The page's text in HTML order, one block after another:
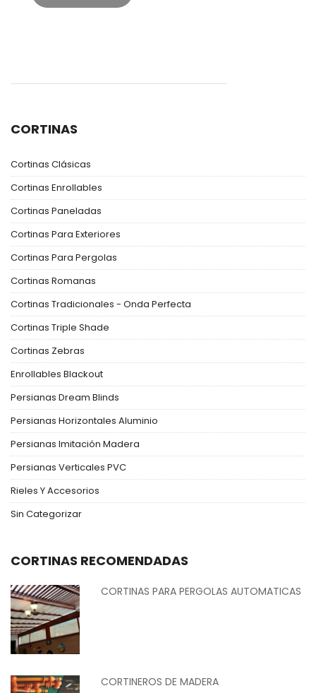
CORTINAS
Cortinas Clásicas
Cortinas Enrollables
Cortinas Paneladas
Cortinas Para Exteriores
Cortinas Para Pergolas
Cortinas Romanas
Cortinas Tradicionales - Onda Perfecta
Cortinas Triple Shade
Cortinas Zebras
Enrollables Blackout
Persianas Dream Blinds
Persianas Horizontales Aluminio
Persianas Imitación Madera
Persianas Verticales PVC
Rieles Y Accesorios
Sin Categorizar
CORTINAS RECOMENDADAS
CORTINAS PARA PERGOLAS AUTOMATICAS
CORTINEROS DE MADERA